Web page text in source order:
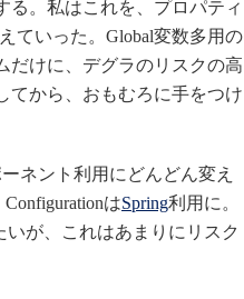
る。私はこれを、プロパティ
ていった。Global変数多用の
だけに、デグラのリスクの高
てから、おもむろに手をつけ
ネント利用にどんどん変え
はSpring利用に。
いが、これはあまりにリスク